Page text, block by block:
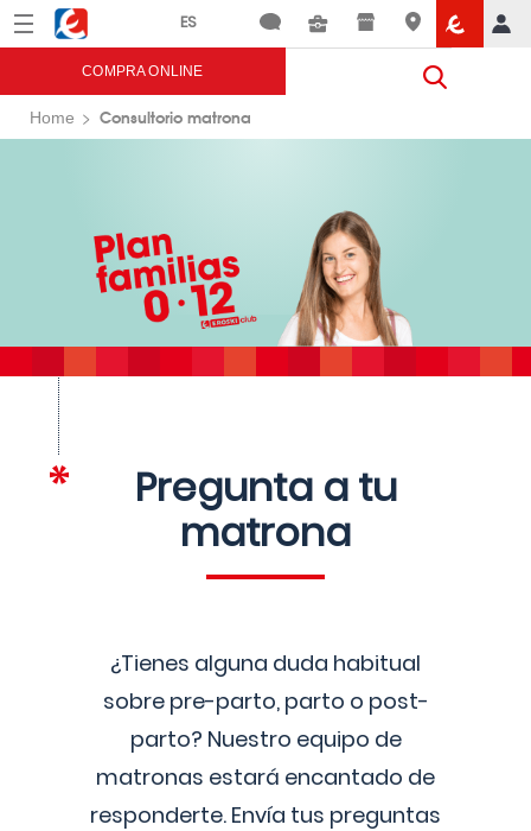
Menú Eroski
COMPRA ONLINE
Home Consultorio matrona
Pregunta a tu
matrona
¿Tienes alguna duda habitual
sobre pre-parto, parto o post-
parto? Nuestro equipo de
matronas estará encantado de
responderte. Envía tus preguntas